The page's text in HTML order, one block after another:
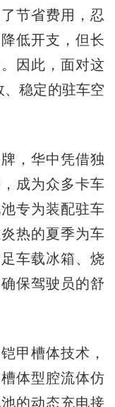
节省费用，忍
低开支，但长
因此，面对这
、稳定的驻车空
，华中凭借独
成为众多卡车
专为装配驻车
热的夏季为车
车载冰箱、烧
保驾驶员的舒
甲槽体技术，
体型腔流体仿
的动态充电接